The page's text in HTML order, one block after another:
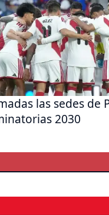
las sedes de
2030